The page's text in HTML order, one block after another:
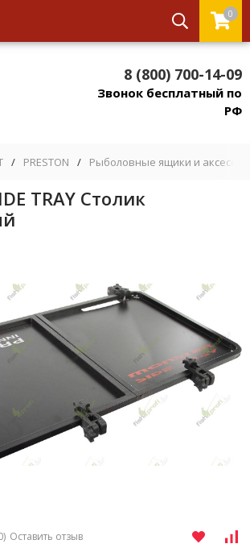
0
8 (800) 700-14-09
Звонок бесплатный по
РФ
/ PRESTON / Рыболовные ящики и
TRAY Столик
Оставить отзыв